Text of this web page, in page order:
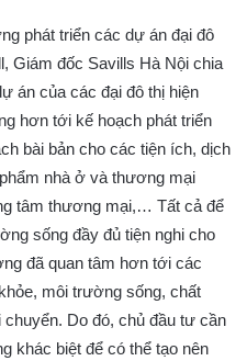
phát triển các dự án đại đô
Giám đốc Savills Hà Nội chia
án của các đại đô thị hiện
hơn tới kế hoạch phát triển
bài bản cho các tiện ích, dịch
nhà ở và thương mại
tâm thương mại,… Tất cả để
sống đầy đủ tiện nghi cho
đã quan tâm hơn tới các
môi trường sống, chất
Do đó, chủ đầu tư cần
khác biệt để có thể tạo nên